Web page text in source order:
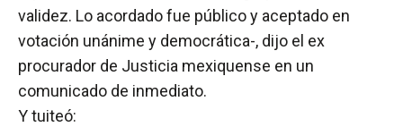
validez. Lo acordado fue público y aceptado en
votación unánime y democrática-, dijo el ex
procurador de Justicia mexiquense en un
comunicado de inmediato.
Y tuiteó: